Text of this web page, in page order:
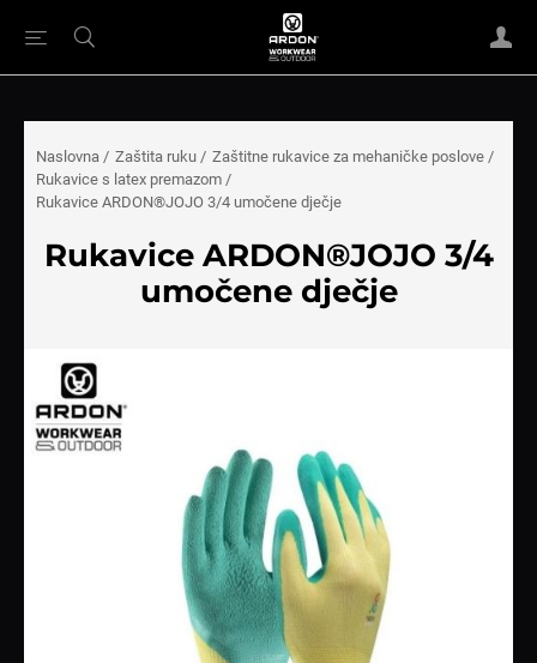
Naslovna / Zaštita ruku / Zaštitne rukavice za mehaničke poslove /
Rukavice s latex premazom /
Rukavice ARDON®JOJO 3/4 umočene dječje
Rukavice ARDON®JOJO 3/4
umočene dječje